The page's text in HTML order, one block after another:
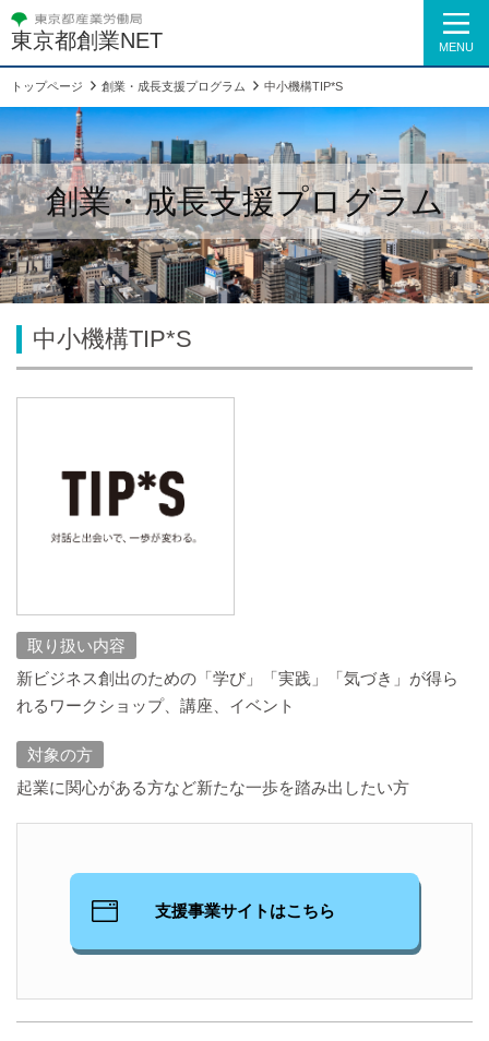
東京都創業NET MENU
トップページ 創業・成長支援プログラム 中小機構TIP*S
創業・成長支援プログラム
中小機構TIP*S
取り扱い内容
新ビジネス創出のための「学び」「実践」「気づき」が得ら
れるワークショップ、講座、イベント
対象の方
起業に関心がある方など新たな一歩を踏み出したい方
支援事業サイトはこちら